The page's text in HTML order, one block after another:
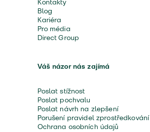
Kontakty
Blog
Kariéra
Pro média
Direct Group
Váš názor nás zajímá
Poslat stížnost
Poslat pochvalu
Poslat návrh na zlepšení
Porušení pravidel zprostředkování
Ochrana osobních údajů